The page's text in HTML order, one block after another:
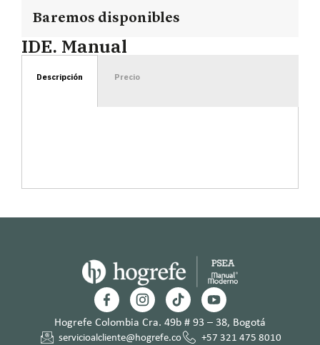
Baremos disponibles
IDE. Manual
Descripción Precio
Hogrefe Colombia Cra. 49b # 93 – 38, Bogotá
servicioalcliente@hogrefe.co +57 321 475 8010